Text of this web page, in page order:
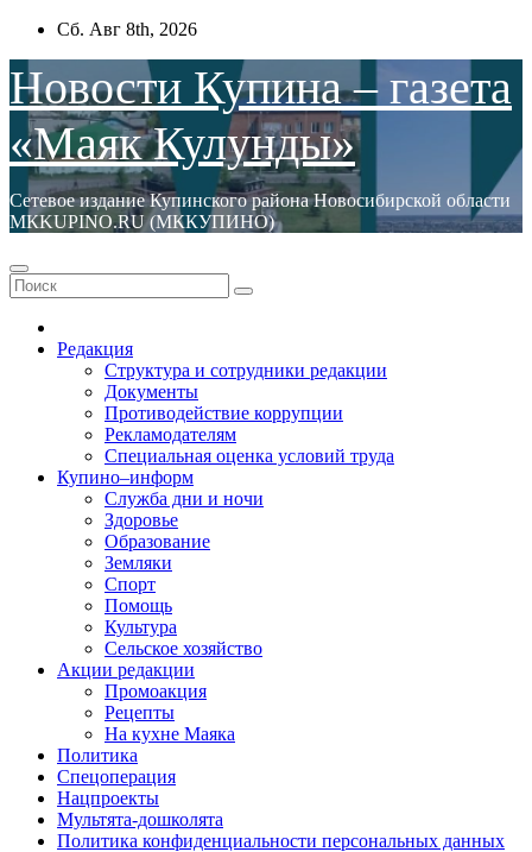
Перейти
содержимому
Сб. Авг 8th, 2026
Новости Купина – газета
«Маяк Кулунды»
Сетевое издание Купинского района Новосибирской области
МКKUPINO.RU (МККУПИНО)
Редакция
Структура и сотрудники редакции
Документы
Противодействие коррупции
Рекламодателям
Специальная оценка условий труда
Купино–информ
Служба дни и ночи
Здоровье
Образование
Земляки
Спорт
Помощь
Культура
Сельское хозяйство
Акции редакции
Промоакция
Рецепты
На кухне Маяка
Политика
Спецоперация
Нацпроекты
Мультята-дошколята
Политика конфиденциальности персональных данных